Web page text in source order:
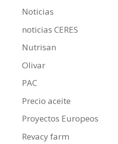
Noticias
noticias CERES
Nutrisan
Olivar
PAC
Precio aceite
Proyectos Europeos
Revacy farm